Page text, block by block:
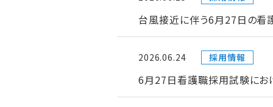
台風接近に伴う6月27日の看
2026.06.24 採用情報
6月27日看護職採用試験にお